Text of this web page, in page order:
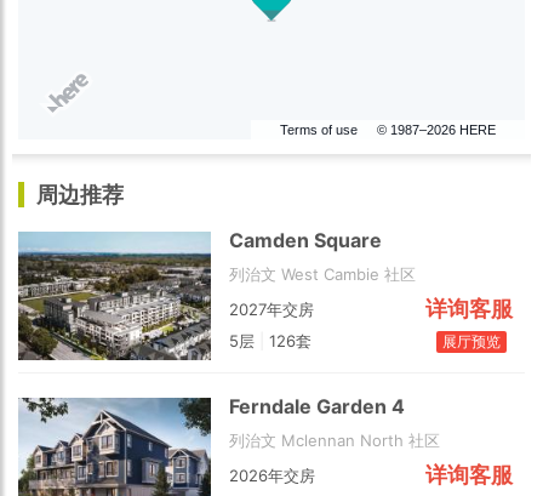
Terms of use © 1987–2026 HERE
周边推荐
Camden Square
列治文 West Cambie 社区
2027年交房
详询客服
5层 126套 展厅预览
Ferndale Garden 4
列治文 Mclennan North 社区
2026年交房
详询客服